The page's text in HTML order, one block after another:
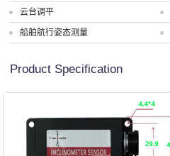
云台调平
船舶航行姿态测量
Product Specification